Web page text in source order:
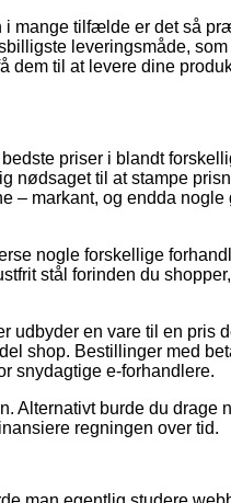
i mange tilfælde er det så
leveringsmåde,
dem til at levere dine
priser i blandt
nødsaget til at stampe
– markant, og endda
nogle forskellige
stål forinden du
udbyder en vare til en pris
shop. Bestillinger med
snydagtige e-forhandlere.
Alternativt burde du drage
regningen over tid.